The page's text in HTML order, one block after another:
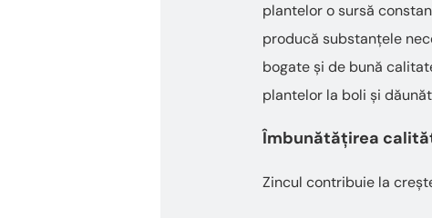
plantelor o sursă
producă substanțele
bogate și de bună
plantelor la boli și
Îmbunătățirea
Zincul contribuie la